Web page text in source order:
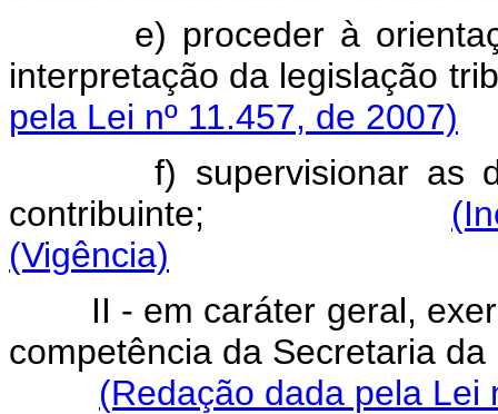
e) proceder à
interpretação da legislação
pela Lei nº 11.457, de 2007)
f) supervisionar as
contribuinte;
(Vigência)
II - em caráter geral,
competência da Secretaria da
(Redação dada pela Lei